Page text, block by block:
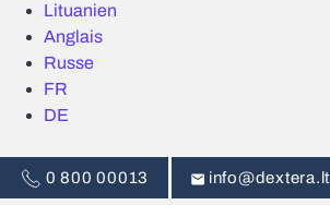
Lituanien
Anglais
Russe
FR
DE
0 800 00013 info@dextera.lt